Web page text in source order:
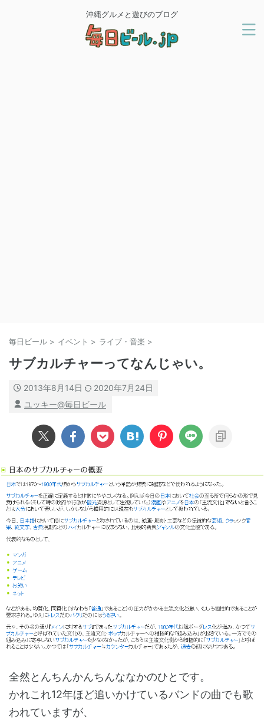
沖縄グルメと遊びのブログ
毎日ビール > イベント > ライブ・音楽 >
サブカルチャーってなんじゃい。
2013年8月14日
2020年7月24日
ユッキー@毎日ビール
全然とんちんかんちんななかのひとです。
かれこれ12年ほど追いかけているバンドの曲でも歌
われていますが、